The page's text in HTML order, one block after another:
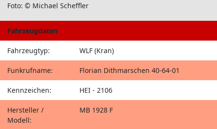
Foto: © Michael Scheffler
Fahrzeugdaten
Fahrzeugtyp: WLF (Kran)
Funkrufname: Florian Dithmarschen 40-64-01
Kennzeichen: HEI - 2106
Hersteller /
Modell:
MB 1928 F